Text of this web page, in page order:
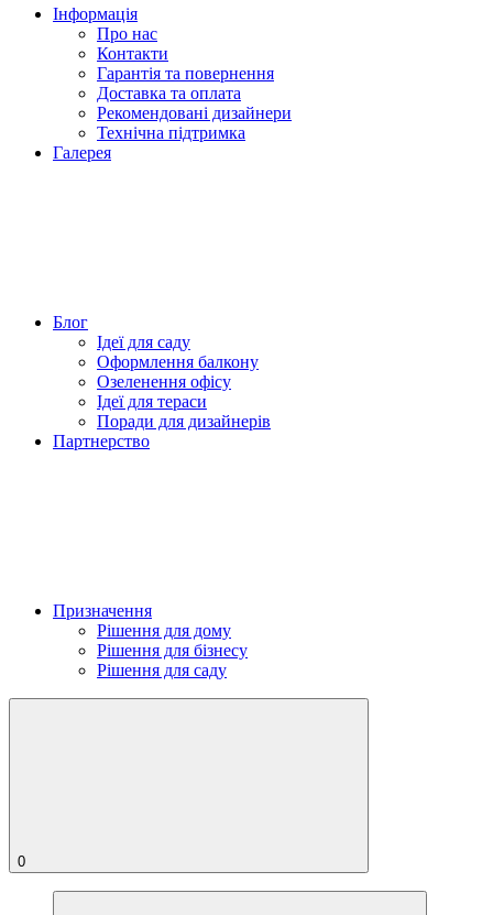
Інформація
Про нас
Контакти
Гарантія та повернення
Доставка та оплата
Рекомендовані дизайнери
Технічна підтримка
Галерея
Блог
Ідеї для саду
Оформлення балкону
Озеленення офісу
Ідеї для тераси
Поради для дизайнерів
Партнерство
Призначення
Рішення для дому
Рішення для бізнесу
Рішення для саду
0